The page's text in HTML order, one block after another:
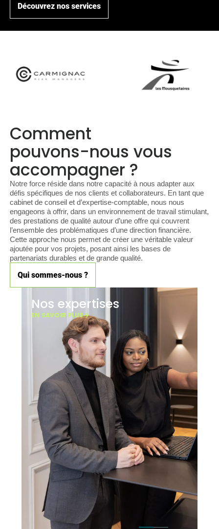
Découvrez nos services
Comment
pouvons-nous vous
accompagner ?
Notre force réside dans notre capacité à nous adapter aux
défis spécifiques de nos clients et collaborateurs. En tant que
cabinet de conseil et d’expertise-comptable, nous nous
engageons à offrir, dans un environnement de travail stimulant,
des prestations de qualité autour d’une offre qui couvrent
l’ensemble des problématiques d’une direction financière.
Cette approche nous permet de créer une véritable valeur
ajoutée pour vos projets, posant ainsi les bases de
partenariats durables et de grande qualité.
Qui sommes-nous ?
Nos expertises
EN SAVOIR PLUS